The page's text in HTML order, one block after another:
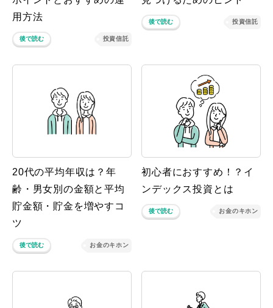
用方法
後で読む 投資信託
後で読む 投資信託
20代の平均年収は？年
齢・男女別の金額と平均
貯金額・貯金を増やすコ
ツ
後で読む お金のキホン
初心者におすすめ！？イ
ンデックス投資とは
後で読む お金のキホン